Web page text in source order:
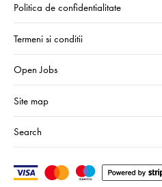
Politica de confidentialitate
Termeni si conditii
Open Jobs
Site map
Search